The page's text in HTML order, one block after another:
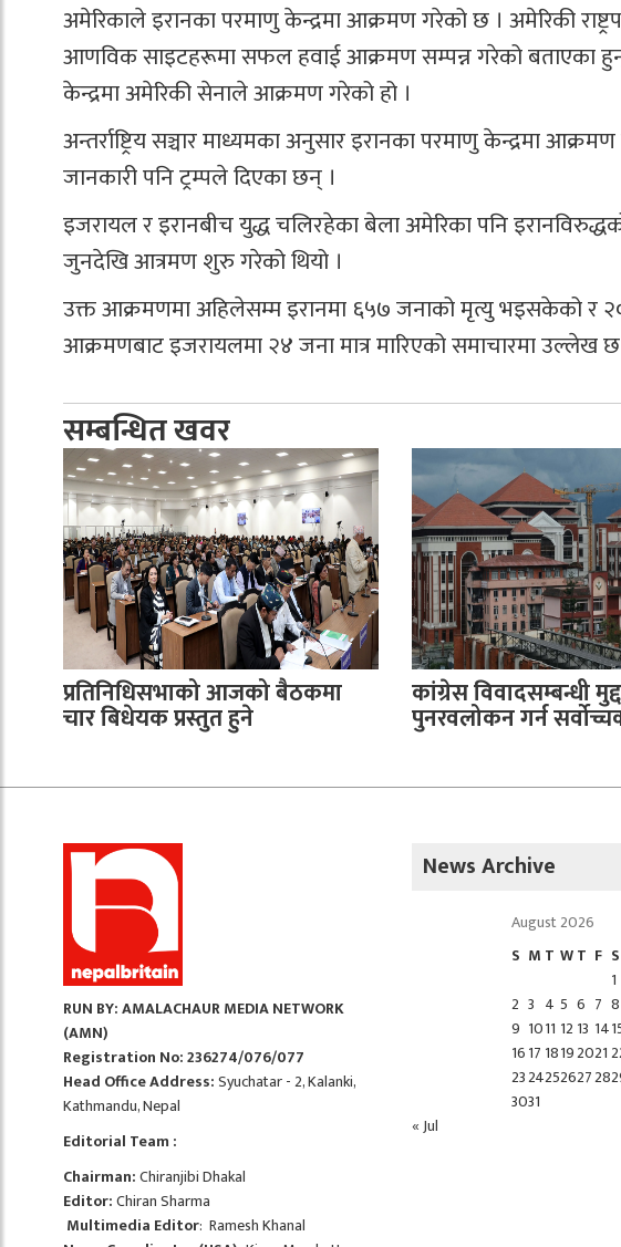
अमेरिकाले इरानका परमाणु केन्द्रमा आक्रमण गरेको छ । अमेरिकी
आणविक साइटहरूमा सफल हवाई आक्रमण सम्पन्न गरेको बताएका हुन्
केन्द्रमा अमेरिकी सेनाले आक्रमण गरेको हो ।
अन्तर्राष्ट्रिय सञ्चार माध्यमका अनुसार इरानका परमाणु केन्द्रमा
जानकारी पनि ट्रम्पले दिएका छन् ।
इजरायल र इरानबीच युद्ध चलिरहेका बेला अमेरिका पनि
जुनदेखि आत्रमण शुरु गरेको थियो ।
उक्त आक्रमणमा अहिलेसम्म इरानमा ६५७ जनाको मृत्यु भइसकेको र
आक्रमणबाट इजरायलमा २४ जना मात्र मारिएको समाचारमा उल्लेख
सम्बन्धित खवर
प्रतिनिधिसभाको आजको बैठकमा
चार बिधेयक प्रस्तुत हुने
कांग्रेस विवादसम्बन्धी
पुनरवलोकन गर्न
RUN BY: AMALACHAUR MEDIA NETWORK
(AMN)
Registration No: 236274/076/077
Head Office Address:Syuchatar - 2, Kalanki,
Kathmandu, Nepal
Editorial Team :
Chairman:Chiranjibi Dhakal
Editor:Chiran Sharma
Multimedia Editor: Ramesh Khanal
News Archive
August 2026
S M T WT F S
1
2 3 4 5 6 7 8
9 1011 12 13 14
1617 18192021
232425262728
3031
« Jul